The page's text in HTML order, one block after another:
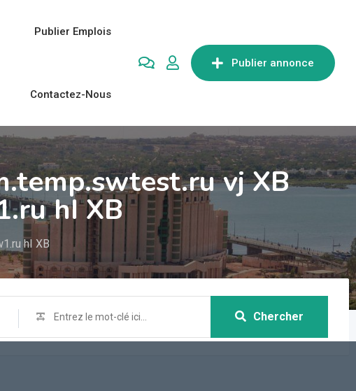
Publier annonce
Publier Emplois
Contactez-Nous
vj XB
hI XB
hI XB
Chercher